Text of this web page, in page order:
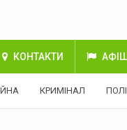
КОНТАКТИ
КРИМІНАЛ